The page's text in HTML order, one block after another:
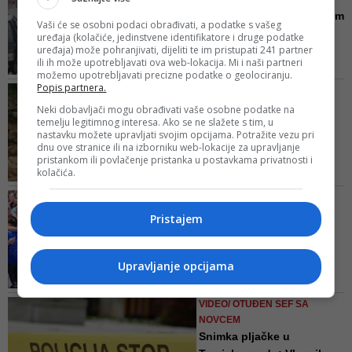
da voze maksimalno oprezno
Zbog nevremena se u ovim
bh. gradovima prekida
nas...
Sve raspoložive snage
angažirane su na čišćenju
gdje smjestiti velike količine
snijega koje se odvoze s kolnika i
pločnika
HRVATSKU
Zdravko Mamić u
Tomislavgradu podnio
zahtjev za i...
vuče podrijetlo iz Zidina, mjesta
pokraj Buškog jezera kod
Tomislavgrada, gdje posjeduju
obiteljsku kuću koju je Zdravko,
sa svojim rođacima iz Bjelovara,
obnovio za stanovanje prije 19
godina
Hercegovački maturanti
demolirali škole i
napadali...
Kako je za Fenu kazao ravnatelj
Gimnazije Tone Kutleša,
njegove škole proslavili
VIDEO/ OTUĐEN SEF SA
NOVCEM
Snimka pljačke u
Vaši će se osobni podaci obrađivati, a podatke s vašeg
uređaja (kolačiće, jedinstvene identifikatore i druge podatke
uređaja) može pohranjivati, dijeliti te im pristupati 241 partner
ili ih može upotrebljavati ova web-lokacija. Mi i naši partneri
možemo upotrebljavati precizne podatke o geolociranju.
Popis partnera.
Neki dobavljači mogu obrađivati vaše osobne podatke na
temelju legitimnog interesa. Ako se ne slažete s tim, u
nastavku možete upravljati svojim opcijama. Potražite vezu pri
dnu ove stranice ili na izborniku web-lokacije za upravljanje
pristankom ili povlačenje pristanka u postavkama privatnosti i
kolačića.
Pristajem
Upravljanje opcijama